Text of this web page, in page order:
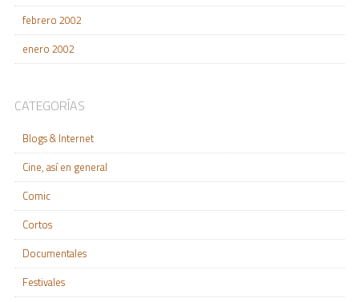
febrero 2002
enero 2002
CATEGORÍAS
Blogs & Internet
Cine, así en general
Comic
Cortos
Documentales
Festivales